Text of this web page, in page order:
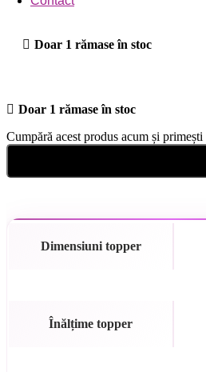
Doar 1 rămase în stoc
Doar 1 rămase în stoc
Cumpără acest produs acum și primești
Dimensiuni topper
Înălțime topper